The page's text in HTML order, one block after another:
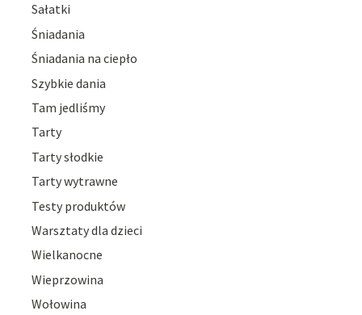
Sałatki
Śniadania
Śniadania na ciepło
Szybkie dania
Tam jedliśmy
Tarty
Tarty słodkie
Tarty wytrawne
Testy produktów
Warsztaty dla dzieci
Wielkanocne
Wieprzowina
Wołowina